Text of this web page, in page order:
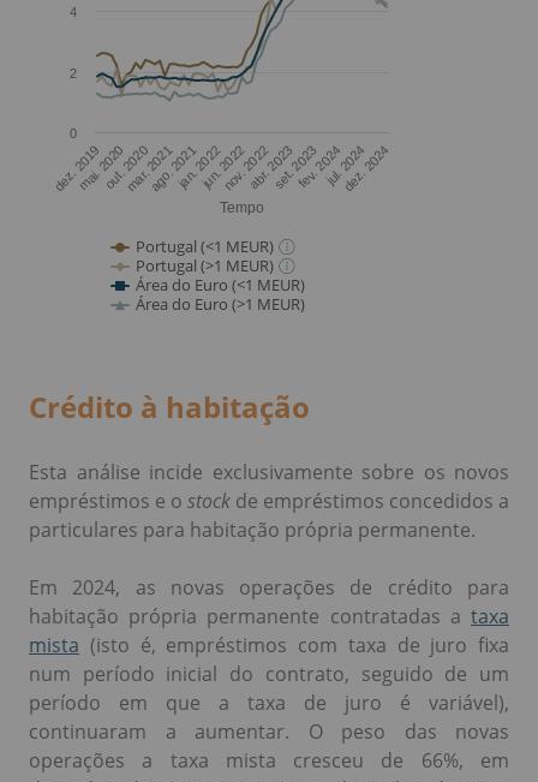
Crédito à habitação
Esta análise incide exclusivamente sobre os novos
empréstimos e o stock de empréstimos concedidos a
particulares para habitação própria permanente.
Em 2024, as novas operações de crédito para
habitação própria permanente contratadas a taxa
mista (isto é, empréstimos com taxa de juro fixa
num período inicial do contrato, seguido de um
período em que a taxa de juro é variável),
continuaram a aumentar. O peso das novas
operações a taxa mista cresceu de 66%, em